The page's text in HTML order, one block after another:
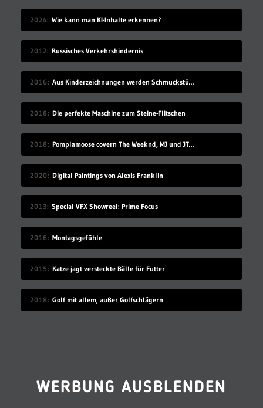
2024 Wie kann man KI-Inhalte erkennen?
2012 Russisches Verkehrshindernis
2016 Aus Kinderzeichnungen werden Schmuckstücke
2018 Die perfekte Maschine zum Steine-Flitschen
2018 Pomplamoose covern The Weeknd, MJ und JT in sehr schönem Mashup
2020 Digital Paintings von Alexis Franklin
2013 Special VFX Showreel: Prime Focus
2016 Montagsgefühle
2015 Katze jagt versteckte Bälle für Futter
2018 Golf mit allem, außer Golfschlägern
WERBUNG AUSBLENDEN